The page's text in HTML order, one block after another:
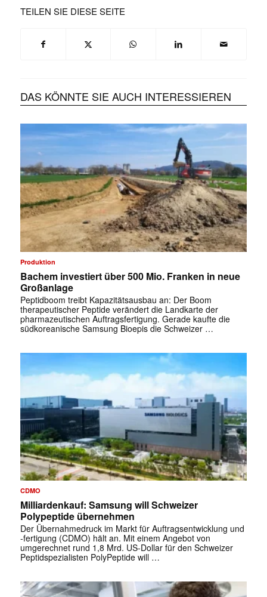
TEILEN SIE DIESE SEITE
DAS KÖNNTE SIE AUCH INTERESSIEREN
Produktion
Bachem investiert über 500 Mio. Franken in neue
Großanlage
Peptidboom treibt Kapazitätsausbau an: Der Boom
therapeutischer Peptide verändert die Landkarte der
pharmazeutischen Auftragsfertigung. Gerade kaufte die
südkoreanische Samsung Bioepis die Schweizer …
CDMO
Milliardenkauf: Samsung will Schweizer
Polypeptide übernehmen
Der Übernahmedruck im Markt für Auftragsentwicklung und
-fertigung (CDMO) hält an. Mit einem Angebot von
umgerechnet rund 1,8 Mrd. US-Dollar für den Schweizer
Peptidspezialisten PolyPeptide will …